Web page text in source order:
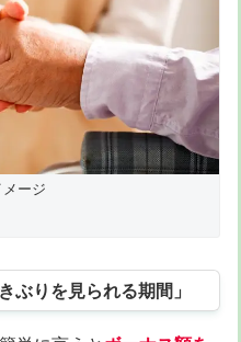
ージ
ぶりを見られる期間」